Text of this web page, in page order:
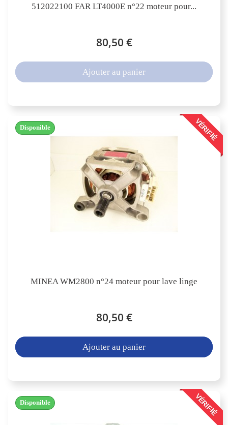
512022100 FAR LT4000E n°22 moteur pour...
80,50 €
Ajouter au panier
VÉRIFIÉ
MINEA WM2800 n°24 moteur pour lave linge
80,50 €
Disponible
Ajouter au panier
VÉRIFIÉ
Disponible